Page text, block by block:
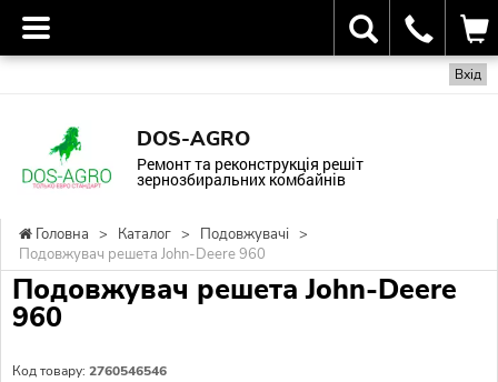
Вхід
DOS-AGRO
Ремонт та реконструкція решіт
зернозбиральних комбайнів
Головна > Каталог > Подовжувачі >
Подовжувач решета John-Deere 960
Подовжувач решета John-Deere
960
Код товару: 2760546546